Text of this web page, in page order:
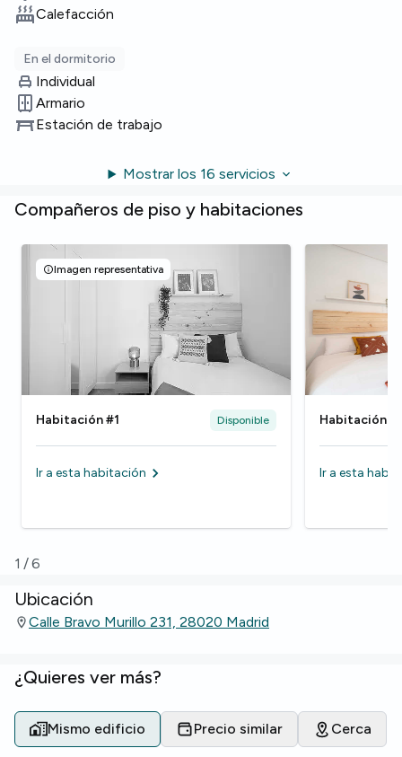
Calefacción
En el dormitorio
Individual
Armario
Estación de trabajo
Mostrar los 16 servicios
Compañeros de piso y habitaciones
Imagen representativa
Habitación #1 Disponible
Ir a esta habitación
Habitación
Ir a esta
1/6
Ubicación
Calle Bravo Murillo 231, 28020 Madrid
¿Quieres ver más?
Mismo edificio Precio similar Cerca